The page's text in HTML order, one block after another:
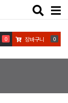
Toggle
0 장바구니 0